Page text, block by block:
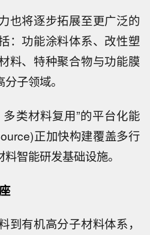
也将逐步拓展至更广泛的
：功能涂料体系、改性塑
料、特种聚合物与功能膜
子领域。
类材料复用”的平台化能
正加快构建覆盖多行
智能研发基础设施。
到有机高分子材料体系，